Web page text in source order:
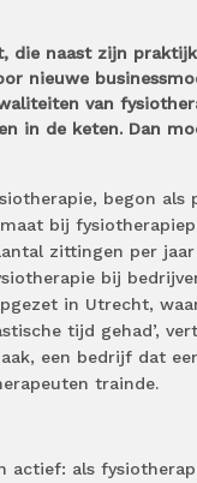
die naast zijn
nieuwe
van
in de keten. Dan
begon als
bij
zittingen per
bij
in Utrecht,
tijd gehad’,
een bedrijf dat
trainde.
actief: als